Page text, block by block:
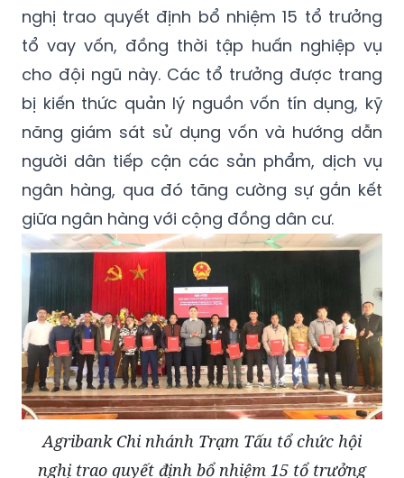
nghị trao quyết định bổ nhiệm 15 tổ trưởng
tổ vay vốn, đồng thời tập huấn nghiệp vụ
cho đội ngũ này. Các tổ trưởng được trang
bị kiến thức quản lý nguồn vốn tín dụng, kỹ
năng giám sát sử dụng vốn và hướng dẫn
người dân tiếp cận các sản phẩm, dịch vụ
ngân hàng, qua đó tăng cường sự gắn kết
giữa ngân hàng với cộng đồng dân cư.
Agribank Chi nhánh Trạm Tấu tổ chức hội
nghị trao quyết định bổ nhiệm 15 tổ trưởng